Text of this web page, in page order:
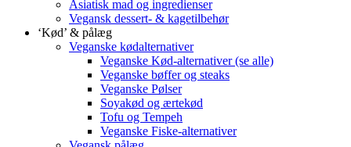
Asiatisk mad og ingredienser
Vegansk dessert- & kagetilbehør
‘Kød’ & pålæg
Veganske kødalternativer
Veganske Kød-alternativer (se alle)
Veganske bøffer og steaks
Veganske Pølser
Soyakød og ærtekød
Tofu og Tempeh
Veganske Fiske-alternativer